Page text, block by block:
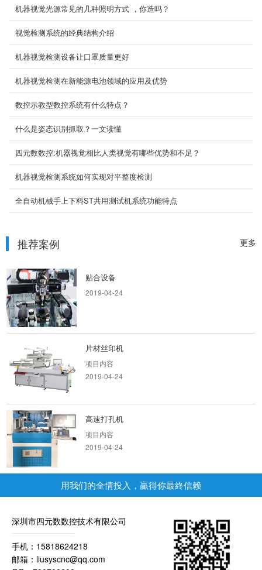
机器视觉光源常见的几种照明方式 ，你造吗？
视觉检测系统的经典结构介绍
机器视觉检测设备让口罩质量更好
机器视觉检测在新能源电池领域的应用及优势
数控示教型数控系统有什么特点？
什么是姿态识别抓取？一文读懂
四元数数控:机器视觉相比人类视觉有哪些优势和不足？
机器视觉检测系统如何实现对平整度检测
全自动机械手上下料ST共用测试机系统功能特点
更多
推荐案例
双头打孔机
项目内容
关节式机械手
贴合设备
2019-04-24
片材丝印机
项目内容
2019-04-24
高速打孔机
项目内容
2019-04-24
精雕机
曝光机
用我们的全情投入，贏得你最終信赖
深圳市四元数数控技术有限公司
手机：15818624218
邮箱：liusyscnc@qq.com